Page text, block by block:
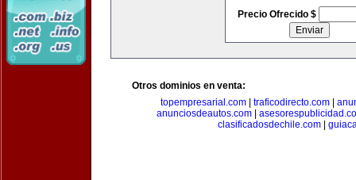
Precio Ofrecido $
Otros dominios en venta:
topempresarial.com
traficodirecto.com
anunciosdeautos.com|
clasificadosdechile.com|